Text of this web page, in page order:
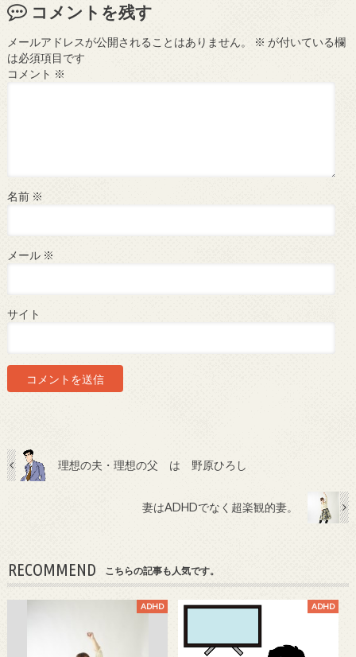
コメントを残す
メールアドレスが公開されることはありません。 ※ が付いている欄
は必須項目です
コメント ※
名前 ※
メール ※
サイト
理想の夫・理想の父 は 野原ひろし
妻はADHDでなく超楽観的妻。
RECOMMEND こちらの記事も人気です。
ADHD ADHD